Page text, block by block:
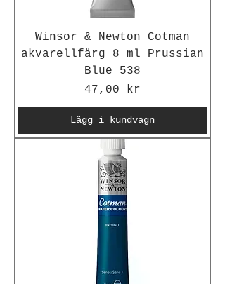
Winsor & Newton Cotman
akvarellfärg 8 ml Prussian
Blue 538
Pris
47,00 kr
Lägg i kundvagn